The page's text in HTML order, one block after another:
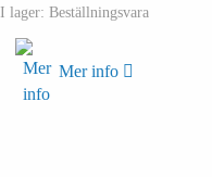
I lager: Beställningsvara
Mer info